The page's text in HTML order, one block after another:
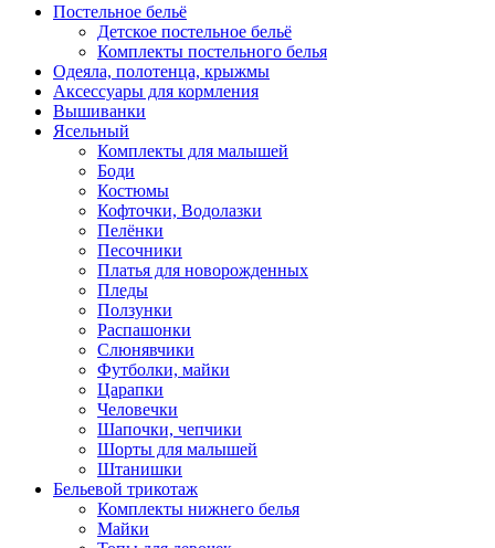
Постельное бельё
Детское постельное бельё
Комплекты постельного белья
Одеяла, полотенца, крыжмы
Аксессуары для кормления
Вышиванки
Ясельный
Комплекты для малышей
Боди
Костюмы
Кофточки, Водолазки
Пелёнки
Песочники
Платья для новорожденных
Пледы
Ползунки
Распашонки
Слюнявчики
Футболки, майки
Царапки
Человечки
Шапочки, чепчики
Шорты для малышей
Штанишки
Бельевой трикотаж
Комплекты нижнего белья
Майки